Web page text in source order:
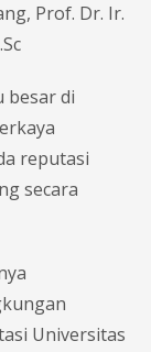
Prof. Dr. Ir.
besar di
reputasi
secara
Universitas